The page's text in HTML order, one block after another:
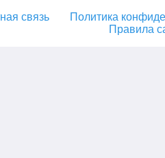
связь Политика
Правила